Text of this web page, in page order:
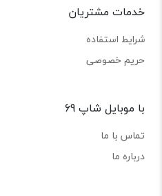
خدمات مشتریان
شرایط استفاده
حریم خصوصی
با موبایل شاپ 69
تماس با ما
درباره ما